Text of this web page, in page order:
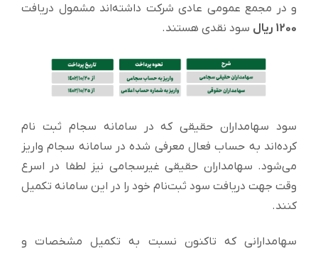
و در مجمع عمومی عادی شرکت داشته‌اند مشمول دریافت
1200 ریال
سود نقدی هستند.
سود سهامداران حقیقی که در سامانه سجام ثبت نام
کرده‌اند به حساب فعال معرفی شده در سامانه سجام واریز
می‌شود. سهامداران حقیقی غیرسجامی نیز لطفا در اسرع
وقت جهت دریافت سود ثبت‌نام خود را در این سامانه تکمیل
کنند.
سهامدارانی که تاکنون نسبت به تکمیل مشخصات و